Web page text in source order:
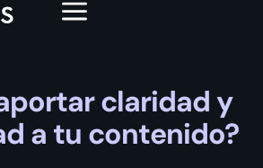
claridad y
a tu contenido?